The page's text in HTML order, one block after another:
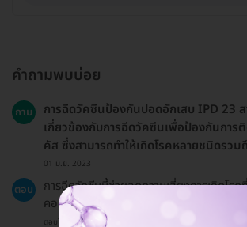
คำถามพบบ่อย
ถาม
การฉีดวัคซีนป้องกันปอดอักเสบ IPD 23
เกี่ยวข้องกับการฉีดวัคซีนเพื่อป้องกันการ
คัส ซึ่งสามารถทำให้เกิดโรคหลายชนิดรว
01 มิ.ย. 2023
ตอบ
การฉีดวัคซีนนี้ช่วยลดความเสี่ยงการเกิดโรค
คอกคัสและแนะนำสำหรับกลุ่มเสี่ยงเช่นเด็ก
ตอบโดยทีมงาน HD